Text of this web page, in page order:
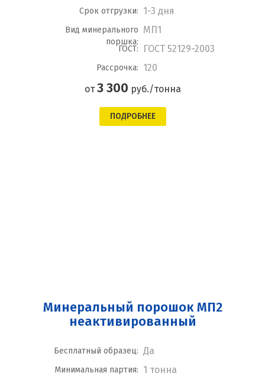
Срок отгрузки: 1-3 дня
Вид минерального
поршка:
МП1
ГОСТ: ГОСТ 52129-2003
Рассрочка: 120
от3 300 руб./тонна
ПОДРОБНЕЕ
Минеральный порошок МП2
неактивированный
Бесплатный образец: Да
Минимальная партия: 1 тонна